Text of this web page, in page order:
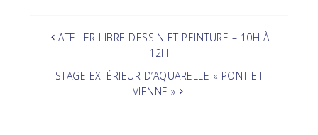
ATELIER LIBRE DESSIN ET PEINTURE – 10H À
12H
STAGE EXTÉRIEUR D’AQUARELLE « PONT ET
VIENNE »